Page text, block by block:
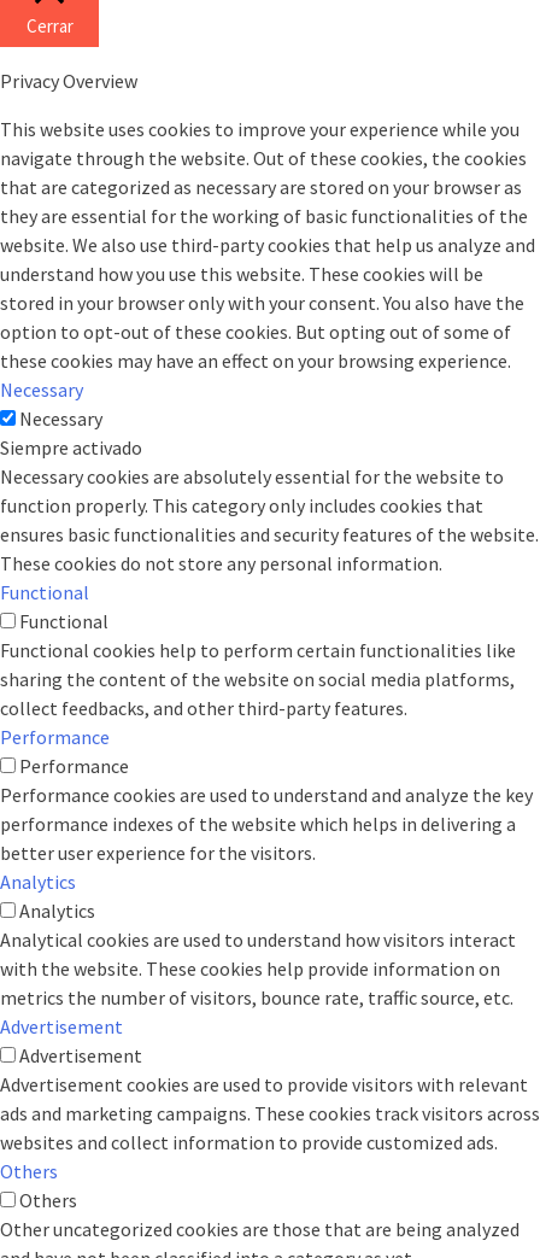
Cerrar
Privacy Overview
This website uses cookies to improve your experience while you
navigate through the website. Out of these cookies, the cookies
that are categorized as necessary are stored on your browser as
they are essential for the working of basic functionalities of the
website. We also use third-party cookies that help us analyze and
understand how you use this website. These cookies will be
stored in your browser only with your consent. You also have the
option to opt-out of these cookies. But opting out of some of
these cookies may have an effect on your browsing experience.
Necessary
Necessary
Siempre activado
Necessary cookies are absolutely essential for the website to
function properly. This category only includes cookies that
ensures basic functionalities and security features of the website.
These cookies do not store any personal information.
Functional
Functional
Functional cookies help to perform certain functionalities like
sharing the content of the website on social media platforms,
collect feedbacks, and other third-party features.
Performance
Performance
Performance cookies are used to understand and analyze the key
performance indexes of the website which helps in delivering a
better user experience for the visitors.
Analytics
Analytics
Analytical cookies are used to understand how visitors interact
with the website. These cookies help provide information on
metrics the number of visitors, bounce rate, traffic source, etc.
Advertisement
Advertisement
Advertisement cookies are used to provide visitors with relevant
ads and marketing campaigns. These cookies track visitors across
websites and collect information to provide customized ads.
Others
Others
Other uncategorized cookies are those that are being analyzed